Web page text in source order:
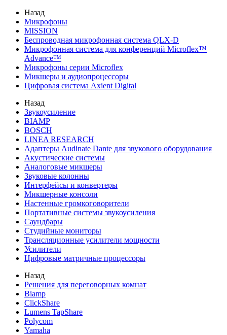
Назад
Микрофоны
MISSION
Беспроводная микрофонная система QLX-D
Микрофонная система для конференций Microflex™
Advance™
Микрофоны серии Microflex
Микшеры и аудиопроцессоры
Цифровая система Axient Digital
Назад
Звукоусиление
BIAMP
BOSCH
LINEA RESEARCH
Адаптеры Audinate Dante для звукового оборудования
Акустические системы
Аналоговые микшеры
Звуковые колонны
Интерфейсы и конвертеры
Микшерные консоли
Настенные громкоговорители
Портативные системы звукоусиления
Саундбары
Студийные мониторы
Трансляционные усилители мощности
Усилители
Цифровые матричные процессоры
Назад
Решения для переговорных комнат
Biamp
ClickShare
Lumens TapShare
Polycom
Yamaha